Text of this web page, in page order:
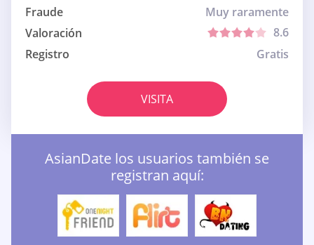
Fraude
Muy raramente
Valoración
8.6
Registro
Gratis
VISITA
AsianDate los usuarios también se
registran aquí: